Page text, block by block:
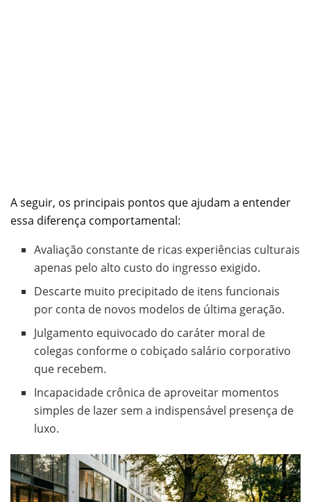
A seguir, os principais pontos que ajudam a entender
essa diferença comportamental:
Avaliação constante de ricas experiências culturais
apenas pelo alto custo do ingresso exigido.
Descarte muito precipitado de itens funcionais
por conta de novos modelos de última geração.
Julgamento equivocado do caráter moral de
colegas conforme o cobiçado salário corporativo
que recebem.
Incapacidade crônica de aproveitar momentos
simples de lazer sem a indispensável presença de
luxo.